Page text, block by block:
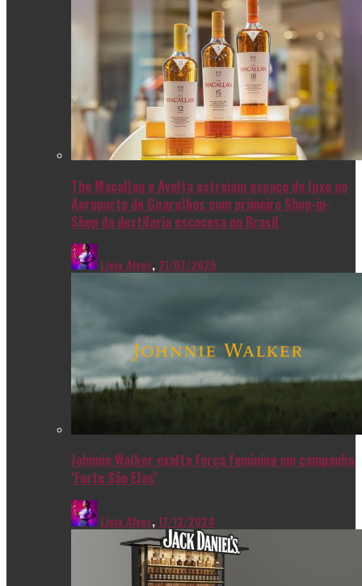
The Macallan e Avolta estreiam espaço de luxo no
Aeroporto de Guarulhos com primeiro Shop-in-
Shop da destilaria escocesa no Brasil
Livia Alves, 21/07/2025
Johnnie Walker exalta força feminina em campanha
‘Forte São Elas’
Livia Alves,17/12/2024